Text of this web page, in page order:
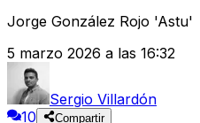
Jorge González Rojo 'Astu'
5 marzo 2026 a las 16:32
Sergio Villardón
10
Compartir